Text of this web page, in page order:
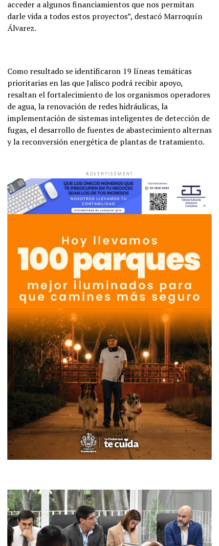
acceder a algunos financiamientos que nos permitan
darle vida a todos estos proyectos”, destacó Marroquín
Álvarez.
Como resultado se identificaron 19 líneas temáticas
prioritarias en las que Jalisco podrá recibir apoyo,
resaltan el fortalecimiento de los organismos operadores
de agua, la renovación de redes hidráulicas, la
implementación de sistemas inteligentes de detección de
fugas, el desarrollo de fuentes de abastecimiento alternas
y la reconversión energética de plantas de tratamiento.
ADVERTISEMENT